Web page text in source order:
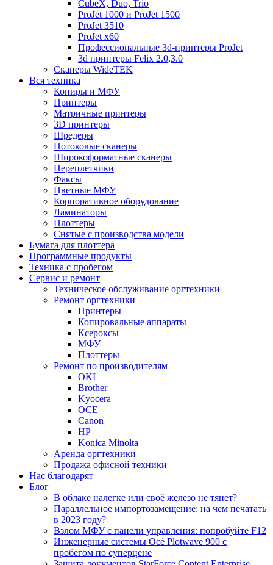
CubeX, Duo, Trio
ProJet 1000 и ProJet 1500
ProJet 3510
ProJet x60
Профессиональные 3d-принтеры ProJet
3d принтеры Felix 2.0,3.0
Сканеры WideTEK
Вся техника
Копиры и МФУ
Принтеры
Матричные принтеры
3D принтеры
Шредеры
Потоковые сканеры
Широкоформатные сканеры
Переплетчики
Факсы
Цветные МФУ
Корпоративное оборудование
Ламинаторы
Плоттеры
Снятые с производства модели
Бумага для плоттера
Программные продукты
Техника с пробегом
Сервис и ремонт
Техническое обслуживание оргтехники
Ремонт оргтехники
Принтеры
Копировальные аппараты
Ксероксы
МФУ
Плоттеры
Ремонт по производителям
OKI
Brother
Kyocera
OCE
Canon
HP
Konica Minolta
Аренда оргтехники
Продажа офисной техники
Нас благодарят
Блог
В облаке налегке или своё железо не тянет?
Параллельное импортозамещение: на чем печатать
в 2023 году?
Взлом МФУ с панели управления: попробуйте F12
Инженерные системы Océ Plotwave 900 с
пробегом по суперцене